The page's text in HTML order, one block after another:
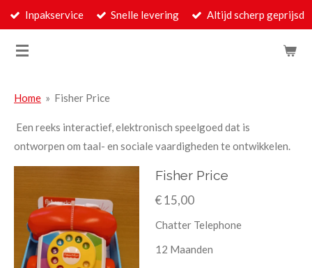
Ga
naar
Inpakservice Snelle levering Altijd scherp geprijsd
Home » Fisher Price
Een reeks interactief, elektronisch speelgoed dat is
ontworpen om taal- en sociale vaardigheden te ontwikkelen.
Fisher Price
€ 15,00
Chatter Telephone
12 Maanden